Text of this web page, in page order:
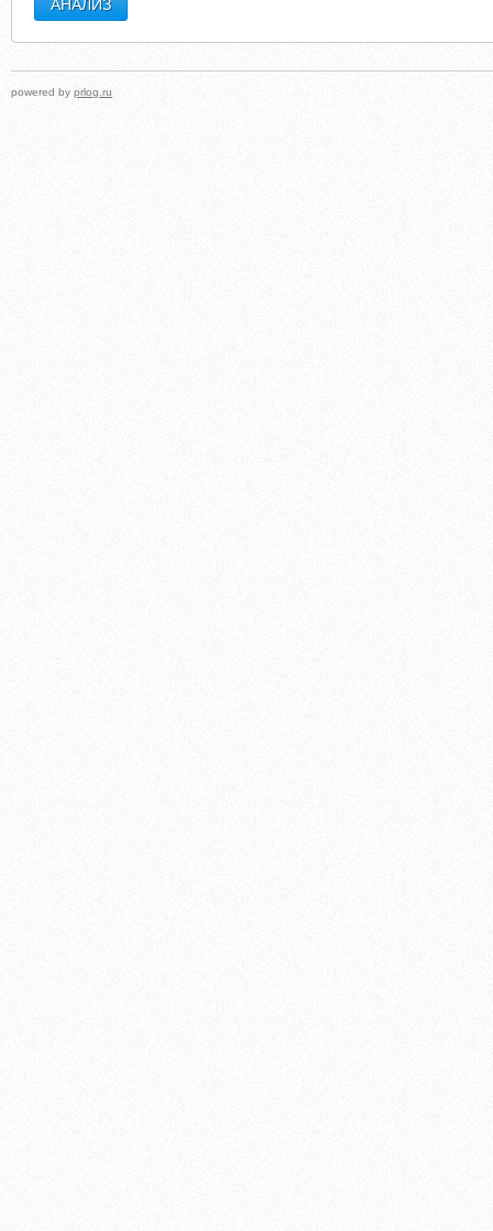
powered by prlog.ru